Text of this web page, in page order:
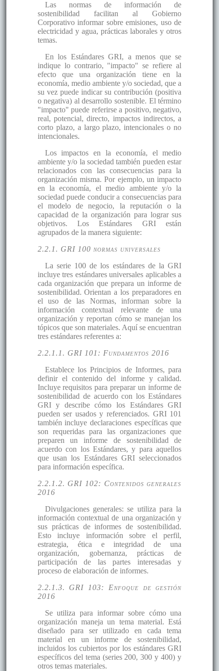
Las normas de información de
sostenibilidad facilitan al Gobierno
Corporativo informar sobre emisiones, uso de
electricidad y agua, prácticas laborales y otros
temas.
En los Estándares GRI, a menos que se
indique lo contrario, "impacto" se refiere al
efecto que una organización tiene en la
economía, medio ambiente y/o sociedad, que a
su vez puede indicar su contribución (positiva
o negativa) al desarrollo sostenible. El término
"impacto" puede referirse a positivo, negativo,
real, potencial, directo, impactos indirectos, a
corto plazo, a largo plazo, intencionales o no
intencionales.
Los impactos en la economía, el medio
ambiente y/o la sociedad también pueden estar
relacionados con las consecuencias para la
organización misma. Por ejemplo, un impacto
en la economía, el medio ambiente y/o la
sociedad puede conducir a consecuencias para
el modelo de negocio, la reputación o la
capacidad de la organización para lograr sus
objetivos. Los Estándares GRI están
agrupados de la manera siguiente:
2.2.1. GRI 100 normas universales
La serie 100 de los estándares de la GRI
incluye tres estándares universales aplicables a
cada organización que prepara un informe de
sostenibilidad. Orientan a los preparadores en
el uso de las Normas, informan sobre la
información contextual relevante de una
organización y reportan cómo se manejan los
tópicos que son materiales. Aquí se encuentran
tres estándares referentes a:
2.2.1.1. GRI 101: Fundamentos 2016
Establece los Principios de Informes, para
definir el contenido del informe y calidad.
Incluye requisitos para preparar un informe de
sostenibilidad de acuerdo con los Estándares
GRI y describe cómo los Estándares GRI
pueden ser usados y referenciados. GRI 101
también incluye declaraciones específicas que
son requeridas para las organizaciones que
preparen un informe de sostenibilidad de
acuerdo con los Estándares, y para aquellos
que usan los Estándares GRI seleccionados
para información específica.
2.2.1.2. GRI 102: Contenidos generales
2016
Divulgaciones generales: se utiliza para la
información contextual de una organización y
sus prácticas de informes de sostenibilidad.
Esto incluye información sobre el perfil,
estrategia, ética e integridad de una
organización, gobernanza, prácticas de
participación de las partes interesadas y
proceso de elaboración de informes.
2.2.1.3. GRI 103: Enfoque de gestión
2016
Se utiliza para informar sobre cómo una
organización maneja un tema material. Está
diseñado para ser utilizado en cada tema
material en un informe de sostenibilidad,
incluidos los cubiertos por los estándares GRI
específicos del tema (series 200, 300 y 400) y
otros temas materiales.